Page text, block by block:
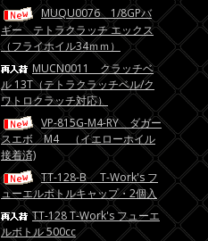
MUQU0076 1/8GPバ
ギー テトラクラッチ エックス
（フライホイル34ｍｍ）
MUCN0011 クラッチベ
ル 13T（テトラクラッチベル/ク
ワトロクラッチ対応）
VP-815G-M4-RY ダガー
スエボ M4 （イエローホイル
接着済)
TT-128-B T-Work's フ
ューエルボトルキャップ・2個入
TT-128 T-Work's フューエ
ルボトル 500cc